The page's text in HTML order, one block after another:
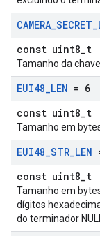
CAMERA_SECRET_
const uint8_t
Tamanho da
EUI48_LEN = 6
const uint8_t
Tamanho em
EUI48_STR_LEN
const uint8_t
Tamanho em
dígitos
do terminador